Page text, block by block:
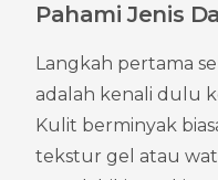
Pahami Jenis
Langkah pertama
adalah kenali dulu
Kulit berminyak
tekstur gel atau